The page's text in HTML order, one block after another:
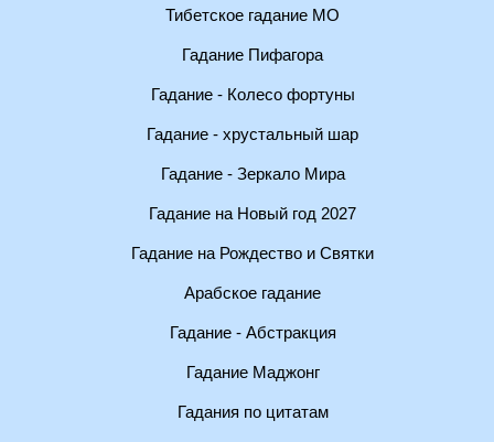
Тибетское гадание МО
Гадание Пифагора
Гадание - Колесо фортуны
Гадание - хрустальный шар
Гадание - Зеркало Мира
Гадание на Новый год 2027
Гадание на Рождество и Святки
Арабское гадание
Гадание - Абстракция
Гадание Маджонг
Гадания по цитатам